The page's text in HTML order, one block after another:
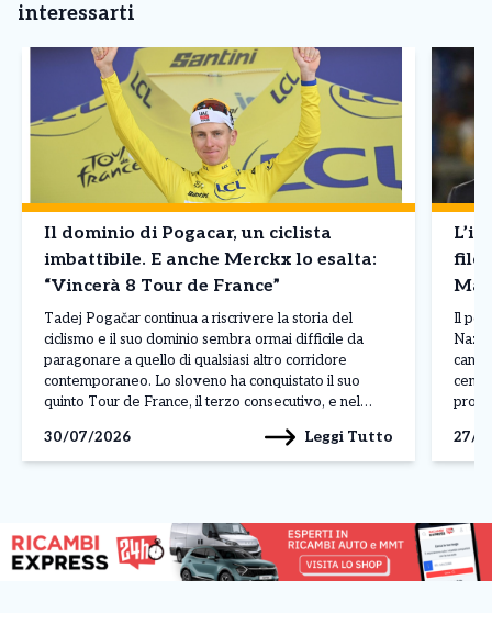
interessarti
Il dominio di Pogacar, un ciclista
imbattibile. E anche Merckx lo esalta:
“Vincerà 8 Tour de France”
Tadej Pogačar continua a riscrivere la storia del
ciclismo e il suo dominio sembra ormai difficile da
paragonare a quello di qualsiasi altro corridore
contemporaneo. Lo sloveno ha conquistato il suo
quinto Tour de France, il terzo consecutivo, e nel
dimostrando una superiorità evidente per qualità,
continuità […]
30/07/2026 Leggi Tutto
filo
Il
27/